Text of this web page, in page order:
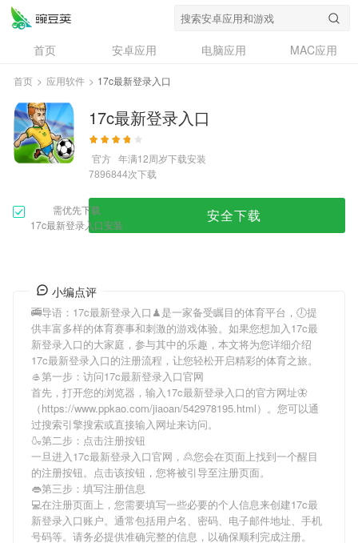
首页 安卓应用 电脑应用
MAC应用
资讯
专题
问答
首页 > 应用软件 > 17c最新登录入口
17c最新登录入口
官方 年满12周岁下载安装
7896844次下载
需优先下载
17c最新登录入口安装
安全下载
小编点评
🚎导语： 17c最新登录入口 ♟是一家备受瞩目的体育平台，🕖提
供丰富多样的体育赛事和刺激的游戏体验。如果您想加入17c最
新登录入口的大家庭，参与其中的乐趣，本文将为您详细介绍
17c最新登录入口的注册流程，让您轻松开启精彩的体育之旅。
🥌第一步：访问17c最新登录入口官网
首先，打开您的浏览器，输入17c最新登录入口的官方网址🦋
（https://www.ppkao.com/jiaoan/542978195.html）。您可以通
过搜索引擎搜索或直接输入网址来访问。
🍶第二步：点击注册按钮
一旦进入17c最新登录入口官网，🙎您会在页面上找到一个醒目
的注册按钮。点击该按钮，您将被引导至注册页面。
👄第三步：填写注册信息
💻在注册页面上，您需要填写一些必要的个人信息来创建17c最
新登录入口账户。通常包括用户名、密码、电子邮件地址、手机
号码等。请务必提供准确完整的信息，以确保顺利完成注册。